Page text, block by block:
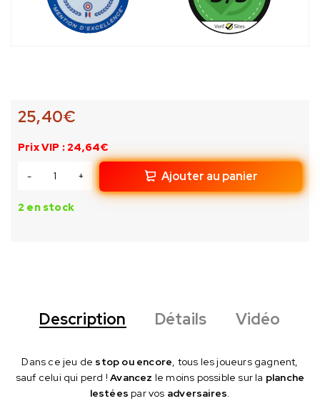
25,40€
Prix VIP : 24,64€
Ajouter au panier
2 en stock
Description Détails Vidéo
Dans ce jeu de stop ou encore, tous les joueurs gagnent,
sauf celui qui perd !Avancez le moins possible sur la planche
lestées par vos adversaires.